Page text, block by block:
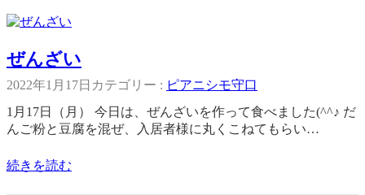
ぜんざい
2022年1月17日 カテゴリー : ピアニシモ守口
1月17日（月） 今日は、ぜんざいを作って食べました(^^♪ だ
んご粉と豆腐を混ぜ、入居者様に丸くこねてもらい…
続きを読む